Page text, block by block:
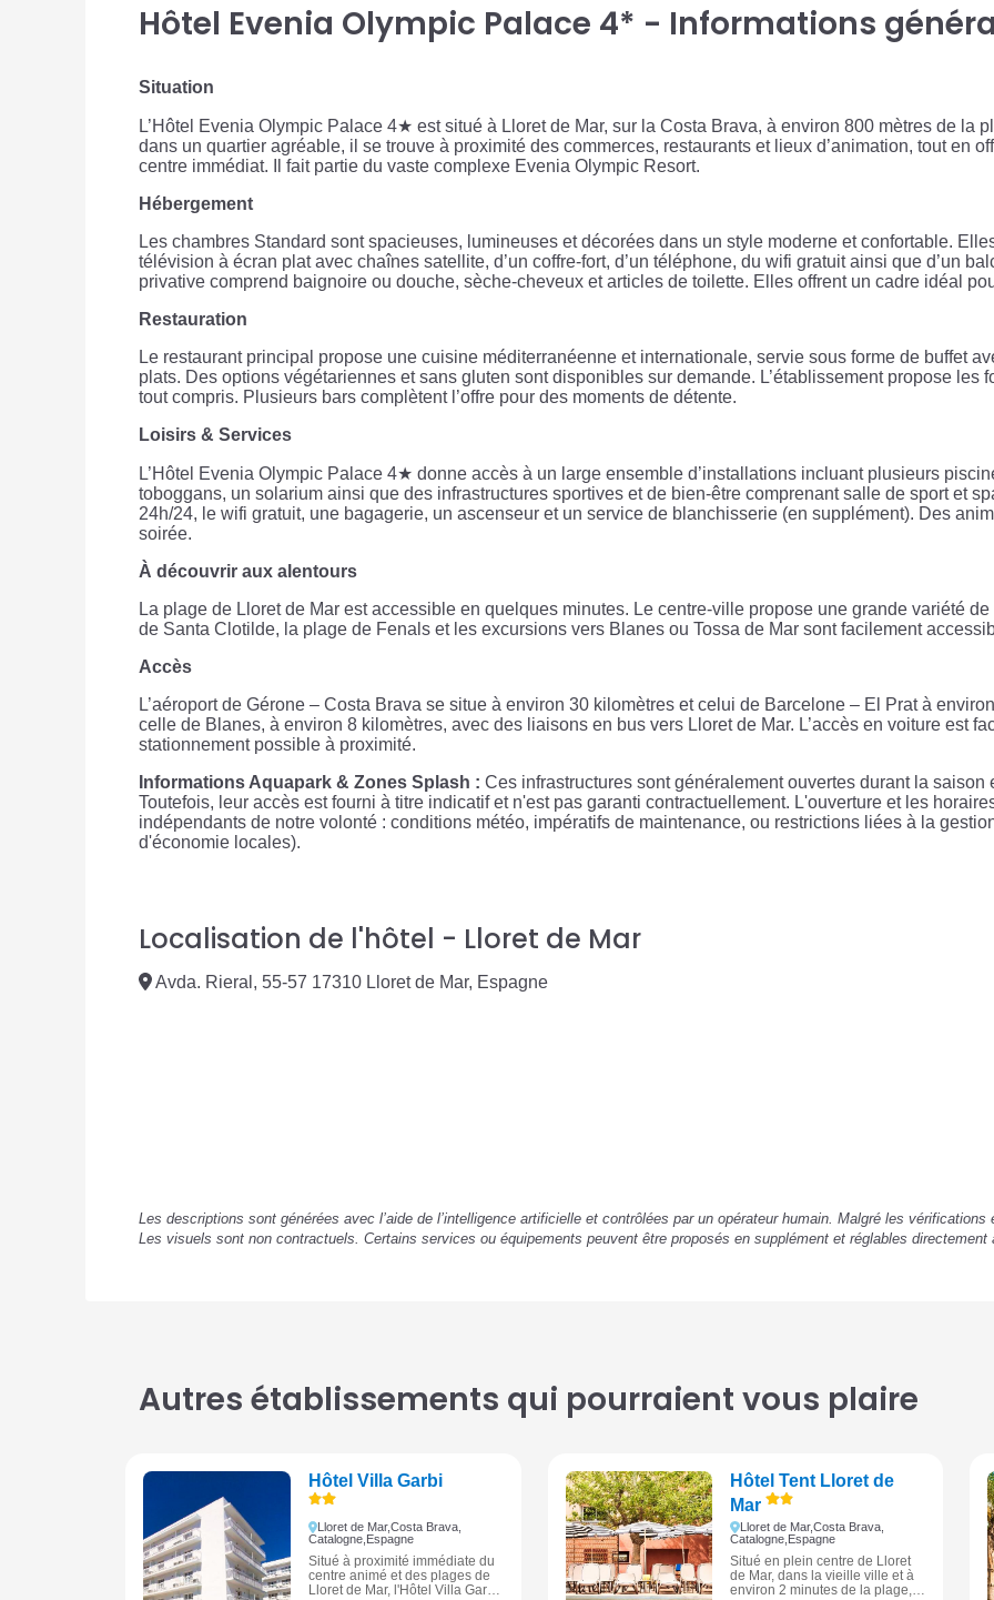
Hôtel Evenia Olympic Palace 4* - Informations
Situation
L’Hôtel Evenia Olympic Palace 4★ est situé à Lloret de Mar, sur la Costa Brava, à environ 800 mètres de la
dans un quartier agréable, il se trouve à proximité des commerces, restaurants et lieux d’animation, tout en
centre immédiat. Il fait partie du vaste complexe Evenia Olympic Resort.
Hébergement
Les chambres Standard sont spacieuses, lumineuses et décorées dans un style moderne et confortable.
télévision à écran plat avec chaînes satellite, d’un coffre-fort, d’un téléphone, du wifi gratuit ainsi que d’un
privative comprend baignoire ou douche, sèche-cheveux et articles de toilette. Elles offrent un cadre idéal
Restauration
Le restaurant principal propose une cuisine méditerranéenne et internationale, servie sous forme de buffet
plats. Des options végétariennes et sans gluten sont disponibles sur demande. L’établissement propose les
tout compris. Plusieurs bars complètent l’offre pour des moments de détente.
Loisirs & Services
L’Hôtel Evenia Olympic Palace 4★ donne accès à un large ensemble d’installations incluant plusieurs
toboggans, un solarium ainsi que des infrastructures sportives et de bien-être comprenant salle de sport et
24h/24, le wifi gratuit, une bagagerie, un ascenseur et un service de blanchisserie (en supplément). Des
soirée.
À découvrir aux alentours
La plage de Lloret de Mar est accessible en quelques minutes. Le centre-ville propose une grande variété
de Santa Clotilde, la plage de Fenals et les excursions vers Blanes ou Tossa de Mar sont facilement
Accès
L’aéroport de Gérone – Costa Brava se situe à environ 30 kilomètres et celui de Barcelone – El Prat à
celle de Blanes, à environ 8 kilomètres, avec des liaisons en bus vers Lloret de Mar. L’accès en voiture est
stationnement possible à proximité.
Informations Aquapark & Zones Splash : Ces infrastructures sont généralement ouvertes durant la
Toutefois, leur accès est fourni à titre indicatif et n'est pas garanti contractuellement. L'ouverture et les
indépendants de notre volonté : conditions météo, impératifs de maintenance, ou restrictions liées à la
d'économie locales).
Localisation de l'hôtel - Lloret de Mar
Avda. Rieral, 55-57 17310 Lloret de Mar, Espagne
Les descriptions sont générées avec l’aide de l’intelligence artificielle et contrôlées par un opérateur humain. Malgré les
Les visuels sont non contractuels. Certains services ou équipements peuvent être proposés en supplément et réglables directement
Autres établissements qui pourraient vous plaire
Hôtel Villa Garbi
Lloret de Mar,Costa Brava,
Catalogne, Espagne
Situé à proximité immédiate du
centre animé et des plages de
Lloret de Mar, l'Hôtel Villa Garbi
Hôtel Tent Lloret de
Mar
Lloret de Mar,Costa Brava,
Catalogne, Espagne
Situé en plein centre de Lloret
de Mar, dans la vieille ville et à
environ 2 minutes de la plage,